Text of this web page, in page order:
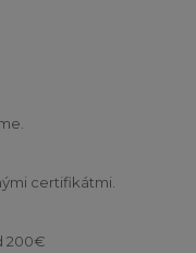
certifikátmi.
200€